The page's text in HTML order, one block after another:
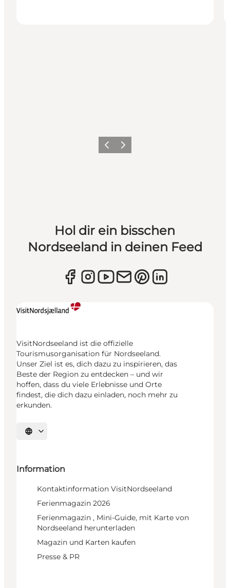
ZurückWeiter
Hol dir ein bisschen
Nordseeland in deinen Feed
VisitNordseeland ist die offizielle
Tourismusorganisation für Nordseeland.
Unser Ziel ist es, dich dazu zu inspirieren, das
Beste der Region zu entdecken – und wir
hoffen, dass du viele Erlebnisse und Orte
findest, die dich dazu einladen, noch mehr zu
erkunden.
Sprache auswählen
Information
Kontaktinformation VisitNordseeland
Ferienmagazin 2026
Ferienmagazin , Mini-Guide, mit Karte von
Nordseeland herunterladen
Magazin und Karten kaufen
Presse & PR